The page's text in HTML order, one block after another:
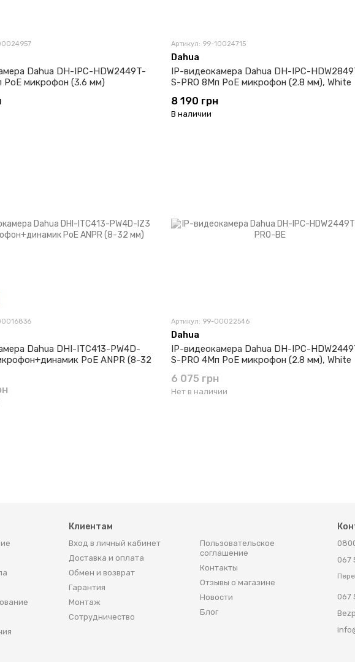
Dahua DH-IPC-HDW2449T-
PoE микрофон (3.6 мм)
Артикул: 99-10024715
Dahua
IP-видеокамера Dahua DH-IPC-
S-PRO 8Мп PoE микрофон (2.8 мм), White
8 190 грн
В наличии
Dahua DHI-ITC413-PW4D-
PoE ANPR (8-32
Артикул: 99-00022546
Dahua
IP-видеокамера Dahua DH-IPC-
S-PRO 4Мп PoE микрофон (2.8 мм), White
6 075 грн
Нет в наличии
Клиентам
Вход в личный кабинет
Доставка и оплата
Обмен и возврат
Гарантия
Монтаж
Сотрудничество
Пользовательское
соглашение
Контакты
Отзывы о магазине
Новости
Блог
067
067